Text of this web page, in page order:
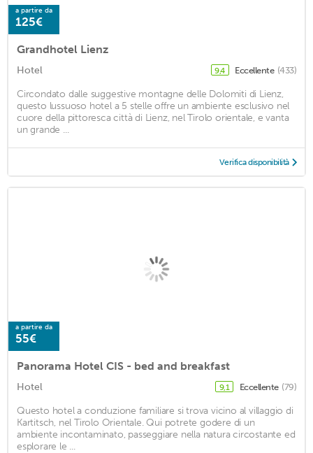
a partire da
125€
Grandhotel Lienz
Hotel 9,4 Eccellente (433)
Circondato dalle suggestive montagne delle Dolomiti di Lienz,
questo lussuoso hotel a 5 stelle offre un ambiente esclusivo nel
cuore della pittoresca città di Lienz, nel Tirolo orientale, e vanta
un grande ...
Verifica disponibilità
a partire da
55€
Panorama Hotel CIS - bed and breakfast
Hotel 9,1 Eccellente (79)
Questo hotel a conduzione familiare si trova vicino al villaggio di
Kartitsch, nel Tirolo Orientale. Qui potrete godere di un
ambiente incontaminato, passeggiare nella natura circostante ed
esplorare le ...